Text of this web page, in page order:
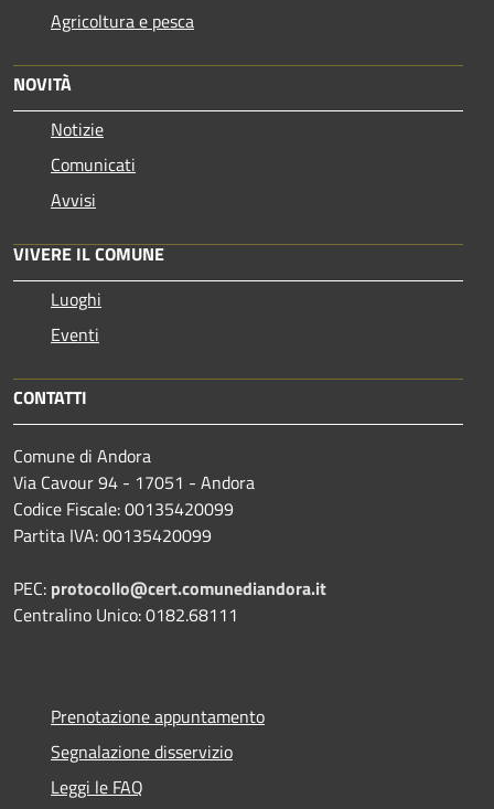
Agricoltura e pesca
NOVITÀ
Notizie
Comunicati
Avvisi
VIVERE IL COMUNE
Luoghi
Eventi
CONTATTI
Comune di Andora
Via Cavour 94 - 17051 - Andora
Codice Fiscale: 00135420099
Partita IVA: 00135420099
PEC: protocollo@cert.comunediandora.it
Centralino Unico: 0182.68111
Prenotazione appuntamento
Segnalazione disservizio
Leggi le FAQ